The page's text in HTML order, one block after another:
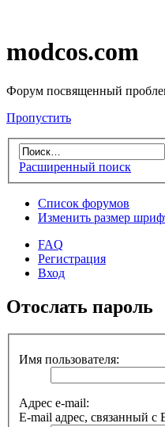
modcos.com
Форум посвященный
Пропустить
Расширенный поиск
Список форумов
Изменить размер
FAQ
Регистрация
Вход
Отослать пароль
Имя пользователя:
Адрес e-mail:
E-mail адрес, связанный